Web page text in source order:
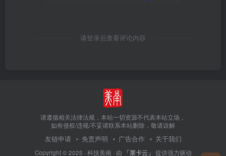
请登录后查看评论内容
请遵循相关法律法规，本站一切资源不代表本站立场，
如有侵权/违规/不妥请联系本站删除，敬请谅解
友链申请 免责声明 广告合作 关于我们
Copyright © 2025 · 科技美南 · 由 「莱卡云」 提供强力驱动